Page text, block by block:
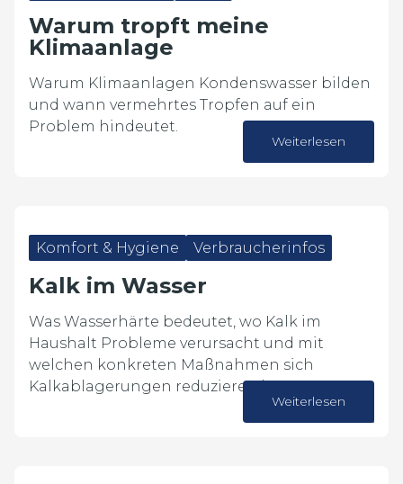
Warum tropft meine
Klimaanlage
Warum Klimaanlagen Kondenswasser bilden
und wann vermehrtes Tropfen auf ein
Problem hindeutet.
Weiterlesen
Komfort & Hygiene Verbraucherinfos
Kalk im Wasser
Was Wasserhärte bedeutet, wo Kalk im
Haushalt Probleme verursacht und mit
welchen konkreten Maßnahmen sich
Kalkablagerungen reduzieren lassen.
Weiterlesen